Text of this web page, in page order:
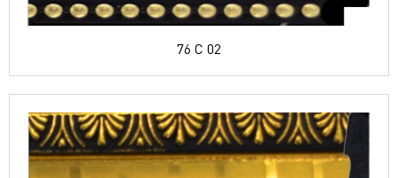
76 C 02